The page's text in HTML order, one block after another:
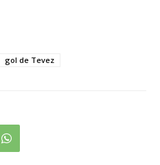
gol de Tevez